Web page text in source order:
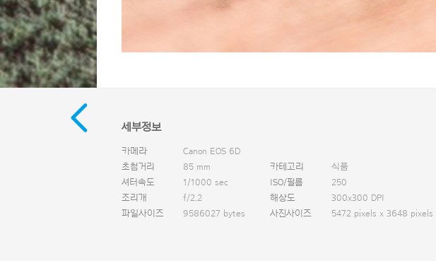
세부정보
카메라
Canon EOS 6D
초첨거리
85 mm 카테고리
식품
셔터속도
1/1000 sec ISO/필름
250
조리개
f/2.2 해상도
300x300 DPI
파일사이즈
9586027 bytes 사진사이즈 5472 pixels x 3648 pixels